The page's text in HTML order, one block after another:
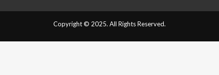
Copyright © 2025. All Rights Reserved.